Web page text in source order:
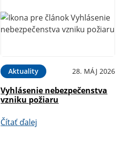
Aktuality 28. MÁJ 2026
Vyhlásenie nebezpečenstva
vzniku požiaru
Čítať ďalej